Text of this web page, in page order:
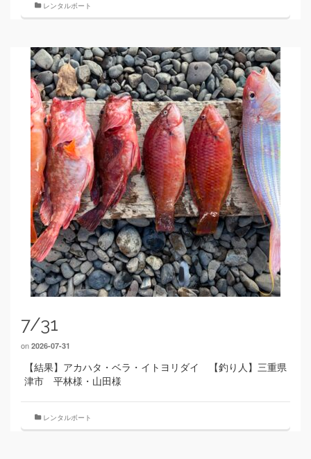
レンタルボート
7/31
on 2026-07-31
【結果】アカハタ・ベラ・イトヨリダイ 【釣り人】三重県
津市 平林様・山田様
レンタルボート